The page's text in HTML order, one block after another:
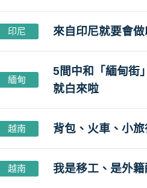
印尼 來自印尼就要會
緬甸
5間中和「緬甸街
就白來啦
越南 背包、火車、小
越南 我是移工、是外